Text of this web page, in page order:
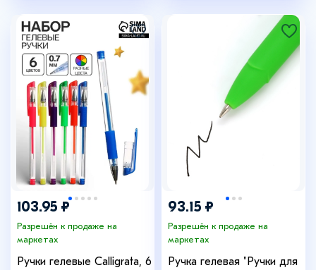
103.95 ₽
Разрешён к продаже на
маркетах
Ручки гелевые Calligrata, 6
93.15 ₽
Разрешён к продаже на
маркетах
Ручка гелевая "Ручки для